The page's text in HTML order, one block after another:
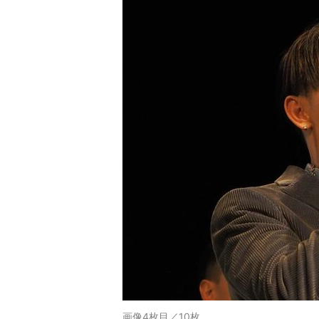
画像4枚目／10枚